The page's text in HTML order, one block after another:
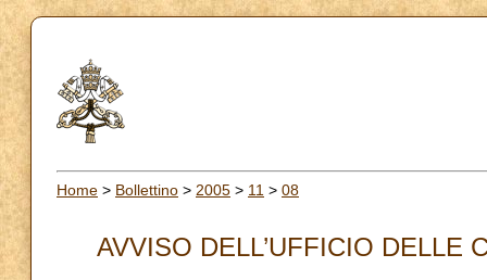
Home > Bollettino > 2005 > 11 > 08
AVVISO DELL’UFFICIO DELLE